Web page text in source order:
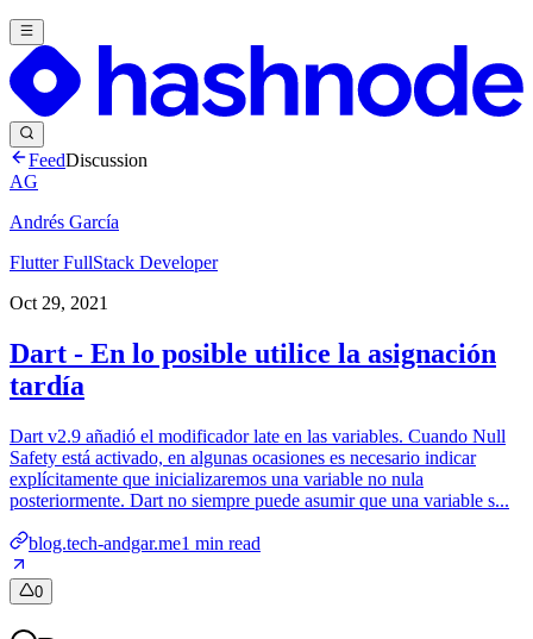
FeedDiscussion
AG
Andrés García
Flutter FullStack Developer
Oct 29, 2021
Dart - En lo posible utilice la asignación
tardía
Dart v2.9 añadió el modificador late en las variables. Cuando Null
Safety está activado, en algunas ocasiones es necesario indicar
explícitamente que inicializaremos una variable no nula
posteriormente. Dart no siempre puede asumir que una variable s...
blog.tech-andgar.me1 min read
0